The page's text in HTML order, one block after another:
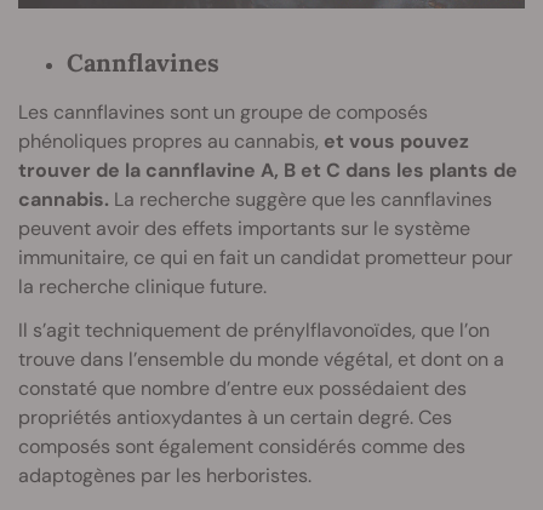
Cannflavines
Les cannflavines sont un groupe de composés
phénoliques propres au cannabis, et vous pouvez
trouver de la cannflavine A, B et C dans les plants de
cannabis. La recherche suggère que les cannflavines
peuvent avoir des effets importants sur le système
immunitaire, ce qui en fait un candidat prometteur pour
la recherche clinique future.
Il s’agit techniquement de prénylflavonoïdes, que l’on
trouve dans l’ensemble du monde végétal, et dont on a
constaté que nombre d’entre eux possédaient des
propriétés antioxydantes à un certain degré. Ces
composés sont également considérés comme des
adaptogènes par les herboristes.